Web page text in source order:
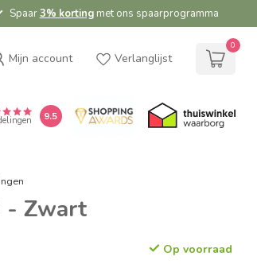
Spaar3% kortingmet ons spaarprogramma
Mijn account Verlanglijst
0
9.5
- Zwart
Op voorraad